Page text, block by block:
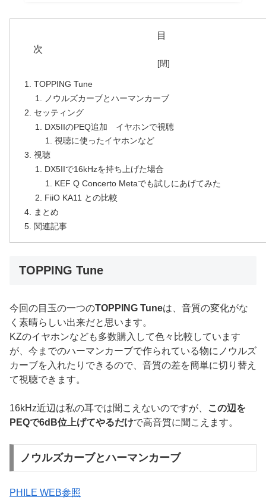
目
TOPPING Tune
ノウルズカーブとハーマンカーブ
セッティング
DX5IIのPEQ追加 イヤホンで視聴
視聴に使ったイヤホンなど
視聴
DX5IIで16kHzを持ち上げた場合
KEF Q Concerto Metaでも試しにあげてみた
FiiO KA11 との比較
まとめ
関連記事
TOPPING Tune
今回の目玉の一つのTOPPING Tuneは、音質の変化がな
く素晴らしい出来だと思います。
KZのイヤホンなども多数購入して色々比較しています
が、今までのハーマンカーブで作られている物にノウルズ
カーブを入れたりできるので、音質の差を簡単に切り替え
て視聴できます。
16kHz近辺は私の耳では聞こえないのですが、
この辺を
PEQで6dB位上げてやるだけで高音質に聞こえます。
ノウルズカーブとハーマンカーブ
PHILE WEB参照